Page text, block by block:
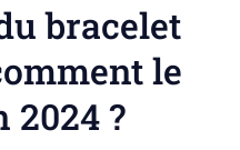
bracelet
le
2024 ?